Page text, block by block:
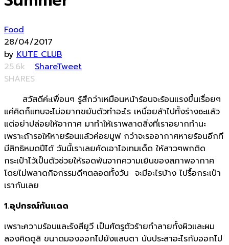
Food
28/04/2017
by KUTE CLUB
25.6k
SHARES
ShareTweet
สวัสดีค่ะเพื่อนๆ รู้สึกว่าเหมือนหน้าร้อนจะร้อนแรงขึ้นเรื่อยๆ
แค่คิดก็แทบจะไม่อยากขยับตัวทำอะไร เหนื่อยล้าไปทั้งร่างซะแล้ว
แต่อย่าปล่อยให้อากาศ มาทำให้เราพลาดสิ่งที่เราอยากทำนะ
เพราะถ้ารอให้หายร้อนแล้วค่อยมูฟ กว่าจะรออากาศหายร้อนอีกที
มีสิทธิหมดปีได้ วันนี้เราเลยคัดเอาไอเทมเด็ด ให้สาวๆพกติด
กระเป๋าไว้เป็นตัวช่วยให้รอดพ้นจากความเยินของสภาพอากาศ
โดยไม่พลาดกิจกรรมดีๆตลอดทั้งวัน จะมีอะไรบ้าง ไปรื้อกระเป๋า
เรากันเลย
1.อุปกรณ์กันแดด
เพราะความร้อนและรังสียูวี เป็นศัตรูตัวร้ายทำลายทั้งผิวและผม
ลองคิดดูสิ ขนาดมองออกไปยังแสบตา นับประสาอะไรกับออกไป